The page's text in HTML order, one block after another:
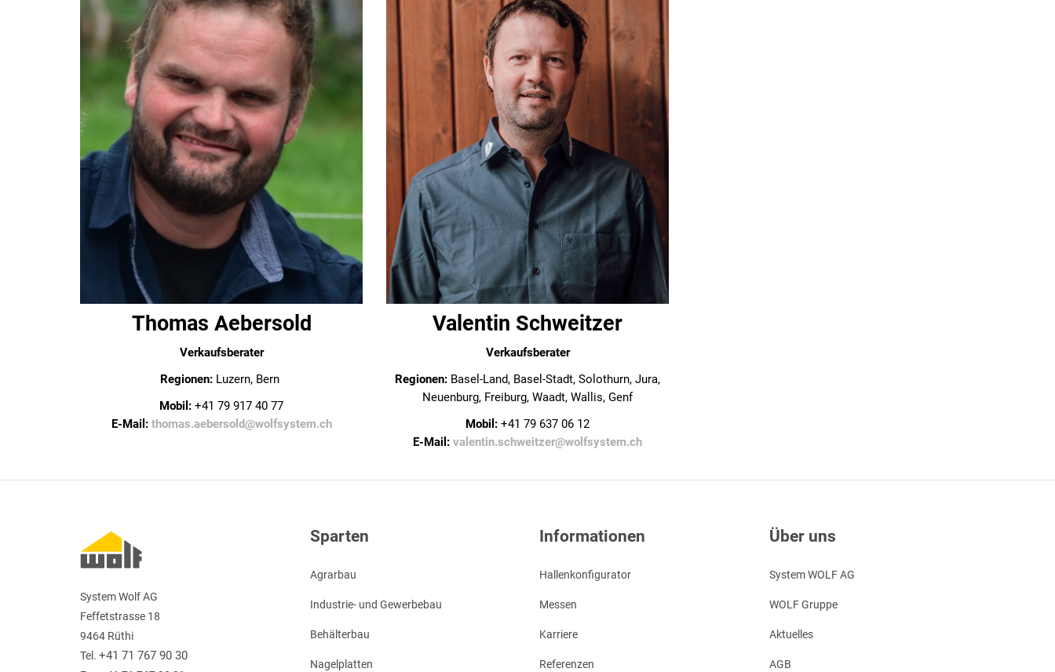
Thomas Aebersold
Verkaufsberater
Regionen: Luzern, Bern
Mobil: +41 79 917 40 77
E-Mail: thomas.aebersold@wolfsystem.ch
Valentin Schweitzer
Verkaufsberater
Regionen: Basel-Land, Basel-Stadt, Solothurn, Jura,
Neuenburg, Freiburg, Waadt, Wallis, Genf
Mobil: +41 79 637 06 12
E-Mail: valentin.schweitzer@wolfsystem.ch
System Wolf AG
Feffetstrasse 18
9464 Rüthi
Tel. +41 71 767 90 30
Sparten
Agrarbau
Industrie- und Gewerbebau
Behälterbau
Nagelplatten
Informationen
Hallenkonfigurator
Messen
Karriere
Referenzen
Über uns
System WOLF AG
WOLF Gruppe
Aktuelles
AGB